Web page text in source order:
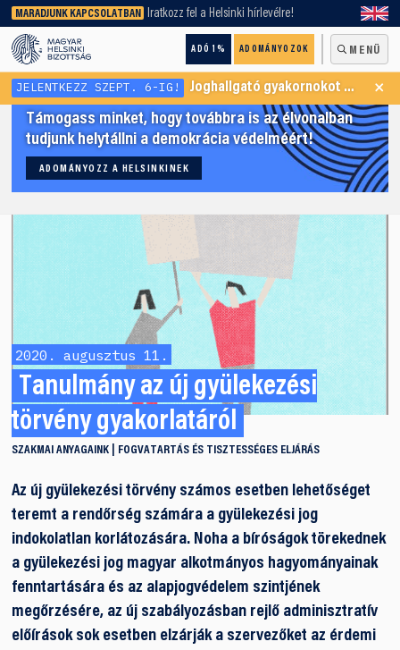
MARADJUNK KAPCSOLATBAN Iratkozz fel a Helsinki hírlevélre!
ADÓ 1% ADOMÁNYOZOK MENÜ
keresőnket!
JELENTKEZZ SZEPT. 6-IG! Joghallgató gyakornokot keresünk Menekültügyi Programunkba ×
Támogass minket, hogy továbbra is az élvonalban
tudjunk helytállni a demokrácia védelméért!
ADOMÁNYOZZ A HELSINKINEK
2020. augusztus 11.
Tanulmány az új gyülekezési
törvény gyakorlatáról
SZAKMAI ANYAGAINK FOGVATARTÁS ÉS TISZTESSÉGES ELJÁRÁS
Az új gyülekezési törvény számos esetben lehetőséget
teremt a rendőrség számára a gyülekezési jog
indokolatlan korlátozására. Noha a bíróságok törekednek
a gyülekezési jog magyar alkotmányos hagyományainak
fenntartására és az alapjogvédelem szintjének
megőrzésére, az új szabályozásban rejlő adminisztratív
előírások sok esetben elzárják a szervezőket az érdemi